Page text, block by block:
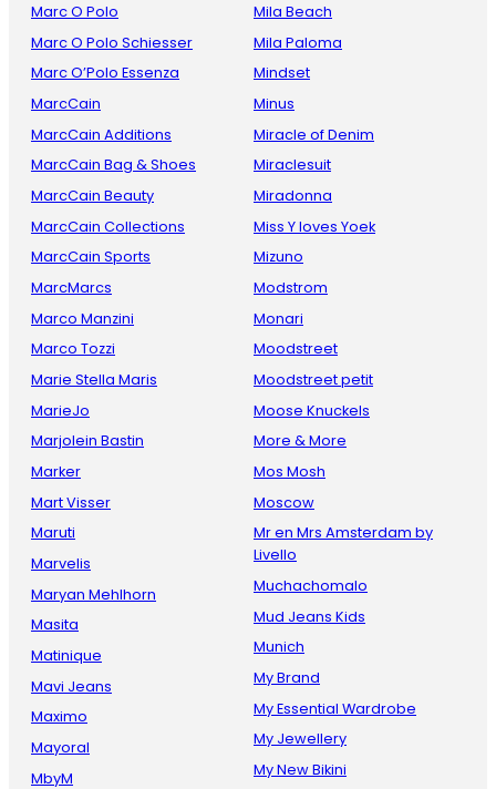
Marc O Polo
Marc O Polo Schiesser
Marc O’Polo Essenza
MarcCain
MarcCain Additions
MarcCain Bag & Shoes
MarcCain Beauty
MarcCain Collections
MarcCain Sports
MarcMarcs
Marco Manzini
Marco Tozzi
Marie Stella Maris
MarieJo
Marjolein Bastin
Marker
Mart Visser
Maruti
Marvelis
Maryan Mehlhorn
Masita
Matinique
Mavi Jeans
Maximo
Mayoral
MbyM
Mila Beach
Mila Paloma
Mindset
Minus
Miracle of Denim
Miraclesuit
Miradonna
Miss Y loves Yoek
Mizuno
Modstrom
Monari
Moodstreet
Moodstreet petit
Moose Knuckels
More & More
Mos Mosh
Moscow
Mr en Mrs Amsterdam by
Livello
Muchachomalo
Mud Jeans Kids
Munich
My Brand
My Essential Wardrobe
My Jewellery
My New Bikini